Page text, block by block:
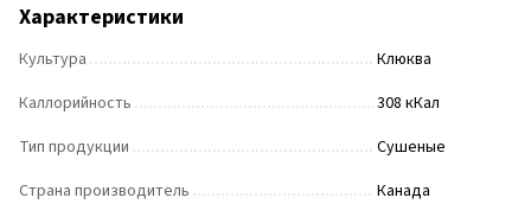
Характеристики
Культура
Клюква
Каллорийность
308 кКал
Тип продукции
Сушеные
Страна производитель
Канада